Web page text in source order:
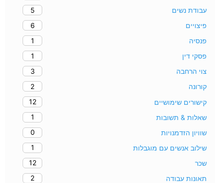
עבודת נשים
5
פיצויים
6
פנסיה
1
פסקי דין
1
צוי הרחבה
3
קורונה
2
קישורים שימושיים
12
שאלות & תשובות
1
שוויון הזדמנויות
0
שילוב אנשים עם מוגבלות
1
שכר
12
תאונות עבודה
2